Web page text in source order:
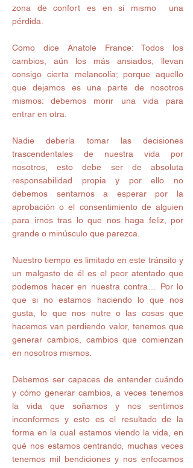
zona de confort es en sí mismo  una
pérdida.
Como dice Anatole France: Todos los
cambios, aún los más ansiados, llevan
consigo cierta melancolía; porque aquello
que dejamos es una parte de nosotros
mismos: debemos morir una vida para
entrar en otra.
Nadie debería tomar las decisiones
trascendentales de nuestra vida por
nosotros, esto debe ser de absoluta
responsabilidad propia y por ello no
debemos sentarnos a esperar por la
aprobación o el consentimiento de alguien
para irnos tras lo que nos haga feliz, por
grande o minúsculo que parezca.
Nuestro tiempo es limitado en este tránsito y
un malgasto de él es el peor atentado que
podemos hacer en nuestra contra… Por lo
que si no estamos haciendo lo que nos
gusta, lo que nos nutre o las cosas que
hacemos van perdiendo valor, tenemos que
generar cambios, cambios que comienzan
en nosotros mismos.
Debemos ser capaces de entender cuándo
y cómo generar cambios, a veces tenemos
la vida que soñamos y nos sentimos
inconformes y esto es el resultado de la
forma en la cual estamos viendo la vida, en
qué nos estamos centrando, muchas veces
tenemos mil bendiciones y nos enfocamos